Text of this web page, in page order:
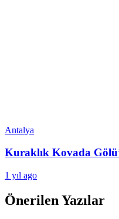
Antalya
Kuraklık Kovada
1 yıl ago
Önerilen Yazılar